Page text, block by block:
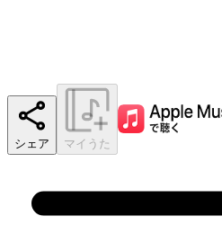
シェア マイうた